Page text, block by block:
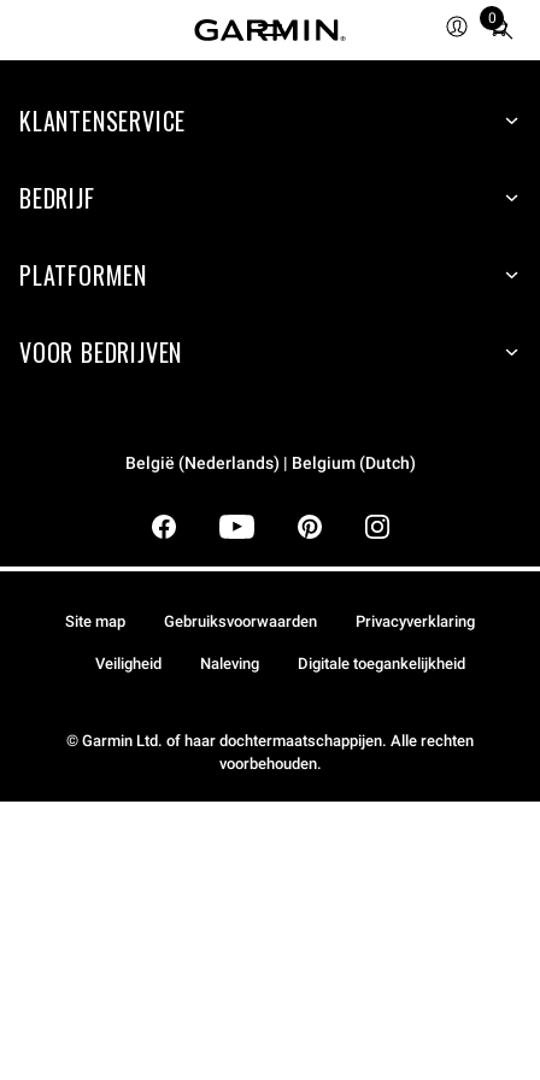
0
Total
items
cart:
KLANTENSERVICE
BEDRIJF
PLATFORMEN
VOOR BEDRIJVEN
België (Nederlands) | Belgium (Dutch)
© Garmin Ltd. of haar dochtermaatschappijen. Alle rechten
voorbehouden.
Site map Gebruiksvoorwaarden Privacyverklaring
Veiligheid Naleving Digitale toegankelijkheid